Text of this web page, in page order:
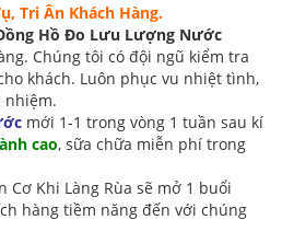
Tri Ân Khách Hàng.
Hồ Đo Lưu Lượng Nước
Chúng tôi có đội ngũ kiểm tra
khách. Luôn phục vu nhiệt tình,
nhiệm.
mới 1-1 trong vòng 1 tuần sau kí
cao, sữa chữa miễn phí trong
Cơ Khi Làng Rùa sẽ mở 1 buổi
hàng tiềm năng đến với chúng